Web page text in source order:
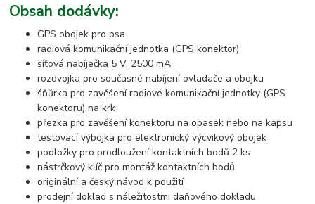
Obsah dodávky:
GPS obojek pro psa
radiová komunikační jednotka (GPS konektor)
síťová nabíječka 5 V, 2500 mA
rozdvojka pro současné nabíjení ovladače a obojku
šňůrka pro zavěšení radiové komunikační jednotky (GPS
konektoru) na krk
přezka pro zavěšení konektoru na opasek nebo na kapsu
testovací výbojka pro elektronický výcvikový obojek
podložky pro prodloužení kontaktních bodů 2 ks
nástrčkový klíč pro montáž kontaktních bodů
originální a český návod k použití
prodejní doklad s náležitostmi daňového dokladu